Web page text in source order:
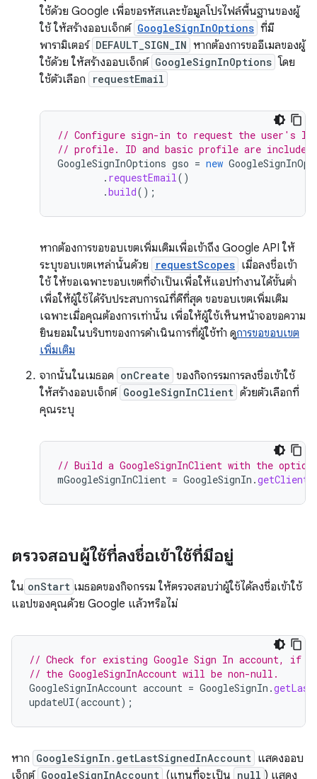
ใช้ด้วย Google เพื่อขอรหัสและข้อมูลโปรไฟล์พื้นฐานของผู้
ใช้ ให้สร้างออบเจ็กต์ GoogleSignInOptions ที่มี
พารามิเตอร์ DEFAULT_SIGN_IN หากต้องการขออีเมลของผู้
ใช้ด้วย ให้สร้างออบเจ็กต์ GoogleSignInOptions โดย
ใช้ตัวเลือก
requestEmail
// Configure sign-in to request the user's
// profile. ID and basic profile are included in
GoogleSignInOptions gso = new
. requestEmail()
.build();
หากต้องการขอขอบเขตเพิ่มเติมเพื่อเข้าถึง Google API ให้
ระบุขอบเขตเหล่านั้นด้วย
requestScopes เมื่อลงชื่อเข้า
ใช้ ให้ขอเฉพาะขอบเขตที่จำเป็นเพื่อให้แอปทำงานได้ขั้นต่ำ
เพื่อให้ผู้ใช้ได้รับประสบการณ์ที่ดีที่สุด ขอขอบเขตเพิ่มเติม
เฉพาะเมื่อคุณต้องการเท่านั้น เพื่อให้ผู้ใช้เห็นหน้าจอขอความ
ยินยอมในบริบทของการดำเนินการที่ผู้ใช้ทำ ดูการขอขอบเขต
เพิ่มเติม
จากนั้นในเมธอด onCreate ของกิจกรรมการลงชื่อเข้าใช้
ให้สร้างออบเจ็กต์ GoogleSignInClient ด้วยตัวเลือกที่
คุณระบุ
// Build a GoogleSignInClient with the
mGoogleSignInClient = GoogleSignIn .getClient
ตรวจสอบผู้ใช้ที่ลงชื่อเข้าใช้ที่มีอยู่
ใน onStart เมธอดของกิจกรรม ให้ตรวจสอบว่าผู้ใช้ได้ลงชื่อเข้าใช้
แอปของคุณด้วย Google แล้วหรือไม่
// Check for existing Google Sign In account, if
// the GoogleSignInAccount will be non-null.
GoogleSignInAccount account = GoogleSignIn .
updateUI(account);
หาก GoogleSignIn.getLastSignedInAccount แสดงออบ
เจ็กต์ GoogleSignInAccount (แทนที่จะเป็น null ) แสดง